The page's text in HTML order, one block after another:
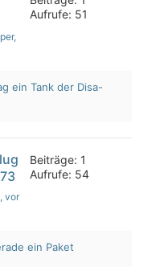
,
Aufrufe: 51
ein Tank der Disa-
, vor
Beiträge: 1
Aufrufe: 54
ein Paket